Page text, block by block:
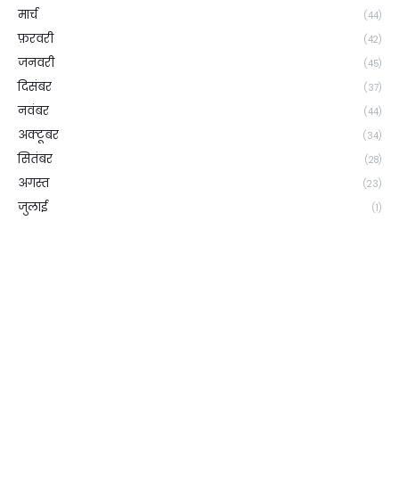
मार्च (44)
फ़रवरी (42)
जनवरी (45)
दिसंबर (37)
नवंबर (44)
अक्टूबर (34)
सितंबर (28)
अगस्त (23)
जुलाई (1)